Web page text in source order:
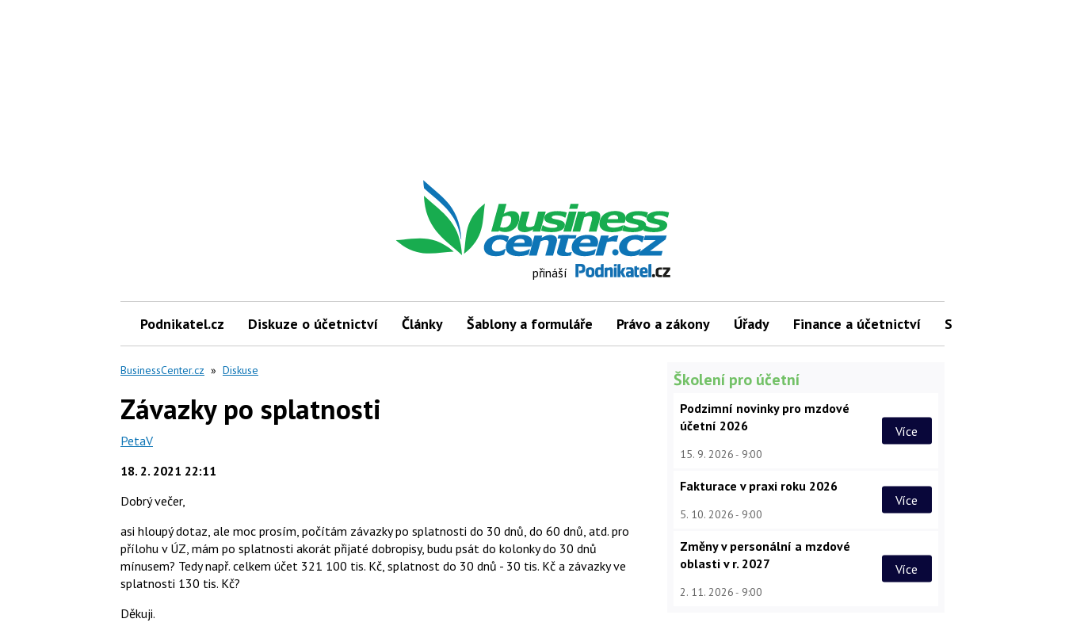
přináší
Podnikatel.cz Diskuze o účetnictví Články Šablony a formuláře Právo a zákony Úřady Finance a účetnictví Slovníček pojmů
BusinessCenter.cz » Diskuse
Závazky po splatnosti
PetaV
18. 2. 2021 22:11
Dobrý večer,
asi hloupý dotaz, ale moc prosím, počítám závazky po splatnosti do 30 dnů, do 60 dnů, atd. pro
přílohu v ÚZ, mám po splatnosti akorát přijaté dobropisy, budu psát do kolonky do 30 dnů
mínusem? Tedy např. celkem účet 321 100 tis. Kč, splatnost do 30 dnů - 30 tis. Kč a závazky ve
splatnosti 130 tis. Kč?
Děkuji.
Školení pro účetní
Podzimní novinky pro mzdové
účetní 2026
15. 9. 2026 9:00
Více
Fakturace v praxi roku 2026
5. 10. 2026 9:00
Více
Změny v personální a mzdové
oblasti v r. 2027
2. 11. 2026 9:00
Více